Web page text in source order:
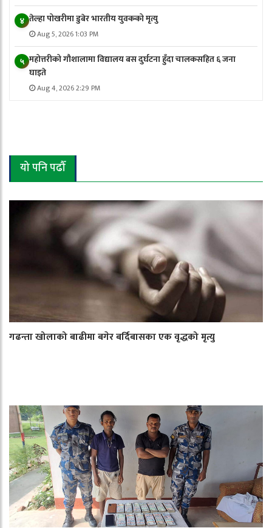
४ तेल्हा पोखरीमा डुबेर भारतीय युवकको मृत्यु
Aug 5, 2026 1:03 PM
५ महोत्तरीको गौशालामा विद्यालय बस दुर्घटना हुँदा चालकसहित ६ जना
घाइते
Aug 4, 2026 2:29 PM
यो पनि पढौँ
गढन्ता खोलाको बाढीमा बगेर बर्दिबासका एक वृद्धको मृत्यु